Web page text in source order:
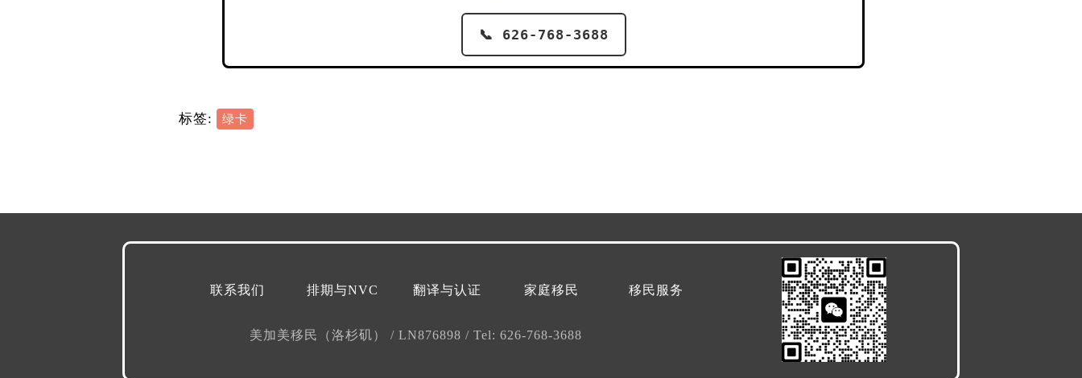
📞 626-768-3688
标签: 绿卡
移民服务
家庭移民
翻译与认证
排期与NVC
联系我们
美加美移民（洛杉矶） / LN876898 / Tel: 626-768-3688